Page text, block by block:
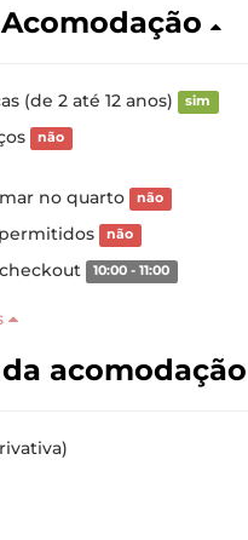
(de 2 até 12 anos) sim
não
no quarto não
não
10:00 - 11:00
acomodação